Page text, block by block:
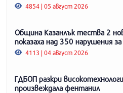
4854 | 05 август 2026
Община Казанлък тества 2
показаха над 350 нарушения
4113 | 04 август 2026
ГДБОП разкри
произвеждала фентанил